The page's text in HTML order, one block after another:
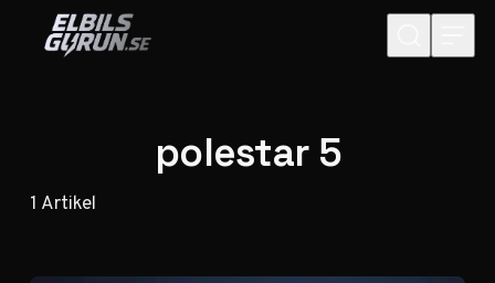
Hoppa till innehåll
polestar 5
1 Artikel